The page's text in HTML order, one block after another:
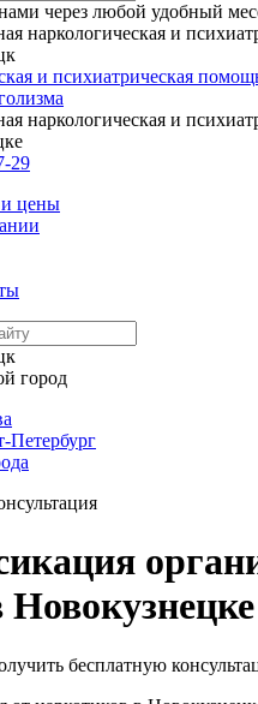
через любой удобный
наркологическая и
и психиатрическая
наркологическая и
29
и цены
город
Петербург
Новокузнецке
бесплатную